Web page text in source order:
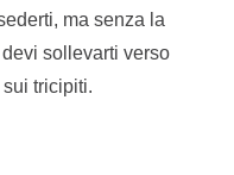
ma senza la
sollevarti verso
sui tricipiti.